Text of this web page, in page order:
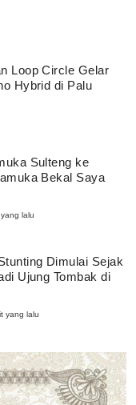
Loop Circle Gelar
Hybrid di Palu
Sulteng ke
Bekal Saya
lalu
Dimulai Sejak
Ujung Tombak di
yang lalu